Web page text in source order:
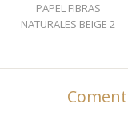
PAPEL FIBRAS
NATURALES BEIGE 2